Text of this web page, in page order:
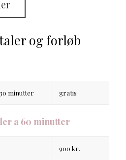
og forløb
minutter gratis
a 60 minutter
900 kr.